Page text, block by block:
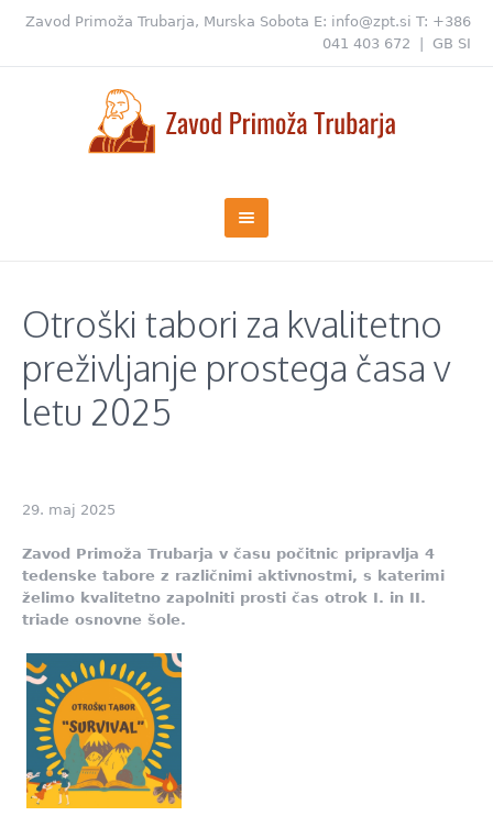
Zavod Primoža Trubarja, Murska Sobota E: info@zpt.si T: +386
041 403 672
GB SI
Otroški tabori za kvalitetno
preživljanje prostega časa v
letu 2025
29. maj 2025
Zavod Primoža Trubarja v času počitnic pripravlja 4
tedenske tabore z različnimi aktivnostmi, s katerimi
želimo kvalitetno zapolniti prosti čas otrok I. in II.
triade osnovne šole.